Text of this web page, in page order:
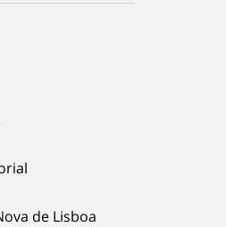
de Lisboa